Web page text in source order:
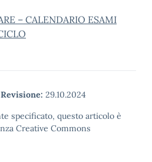
– CALENDARIO ESAMI
Revisione: 29.10.2024
specificato, questo articolo è
Creative Commons